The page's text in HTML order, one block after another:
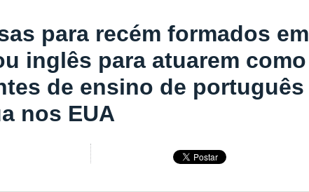
para recém formados em
inglês para atuarem como
de ensino de português
nos EUA